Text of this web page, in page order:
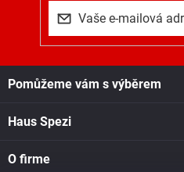
Pomůžeme vám s výběrem
Haus Spezi
O firme